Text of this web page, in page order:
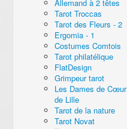
Allemand à 2 têtes
Tarot Troccas
Tarot des Fleurs - 2
Ergomia - 1
Costumes Comtois
Tarot philatélique
FlatDesign
Grimpeur tarot
Les Dames de Cœur
de Lille
Tarot de la nature
Tarot Novat